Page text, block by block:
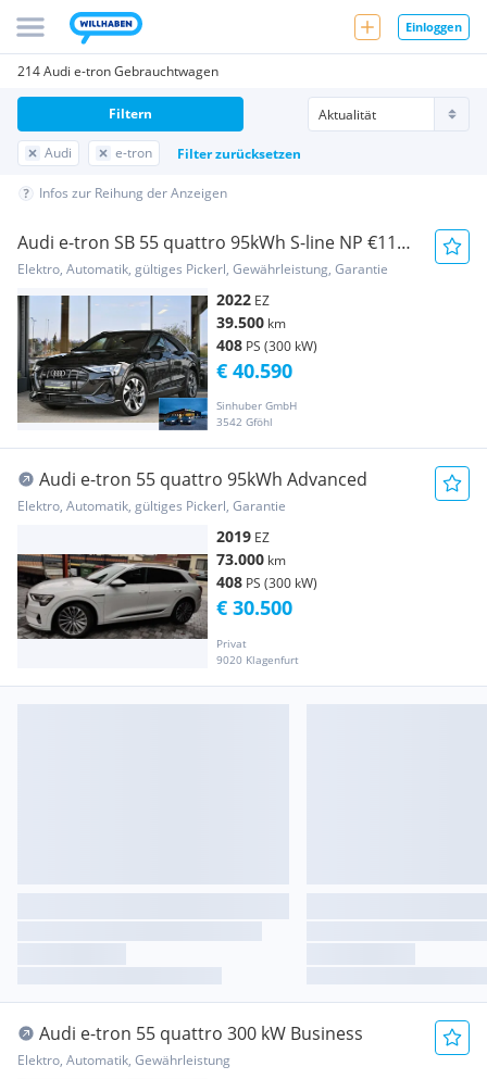
Einloggen
214 Audi e-tron Gebrauchtwagen
Audi e-tron Filter zurücksetzen
Filtern
Infos zur Reihung der Anzeigen
Audi e-tron SB 55 quattro 95kWh S-line NP €111k
ACC,...
Elektro, Automatik, gültiges Pickerl, Gewährleistung, Garantie
2022 EZ
39.500 km
408 PS (300 kW)
Sinhuber GmbH
3542 Gföhl
€ 40.590
Audi e-tron 55 quattro 95kWh Advanced
Elektro, Automatik, gültiges Pickerl, Garantie
2019 EZ
73.000 km
408 PS (300 kW)
Privat
9020 Klagenfurt
€ 30.500
Audi e-tron 55 quattro 300 kW Business
Elektro, Automatik, Gewährleistung